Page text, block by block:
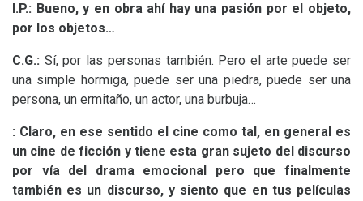
I.P.: Bueno, y en obra ahí hay una pasión por el objeto,
por los objetos…
C.G.: Sí, por las personas también. Pero el arte puede ser
una simple hormiga, puede ser una piedra, puede ser una
persona, un ermitaño, un actor, una burbuja…
: Claro, en ese sentido el cine como tal, en general es
un cine de ficción y tiene esta gran sujeto del discurso
por vía del drama emocional pero que finalmente
también es un discurso, y siento que en tus películas